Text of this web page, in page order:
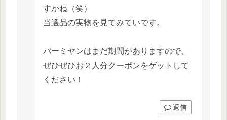
すかね（笑）
当選品の実物を見てみていです。
バーミヤンはまだ期間がありますので、
ぜひぜひお２人分クーポンをゲットして
ください！
返信